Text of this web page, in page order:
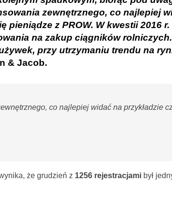
zewnętrznego, co najlepiej
pieniądze z PROW. W kwestii 2016
na zakup ciągników
przy utrzymaniu trendu na
& Jacob.
co najlepiej widać na przykładzie
że grudzień z 1256 rejestracjamibył